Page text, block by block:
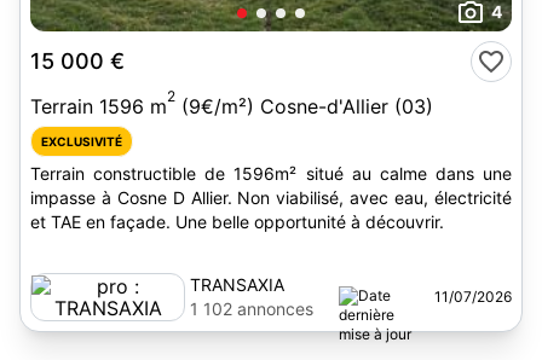
4
15 000 €
Terrain 1596 m2 (9€/m²) Cosne-d'Allier (03)
EXCLUSIVITÉ
Terrain constructible de 1596m² situé au calme dans une
impasse à Cosne D Allier. Non viabilisé, avec eau, électricité
et TAE en façade. Une belle opportunité à découvrir.
TRANSAXIA
1 102 annonces
11/07/2026